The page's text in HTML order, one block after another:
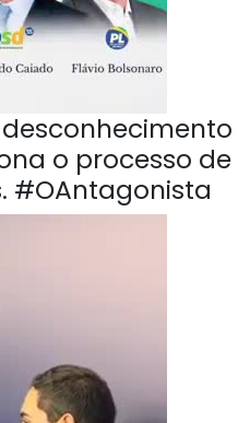
o processo de
#OAntagonista